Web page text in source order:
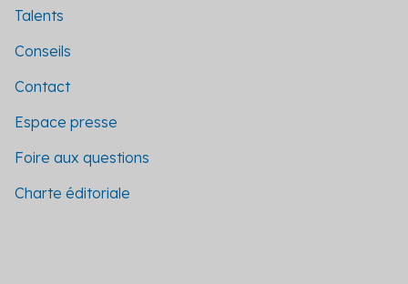
Talents
Conseils
Contact
Espace presse
Foire aux questions
Charte éditoriale